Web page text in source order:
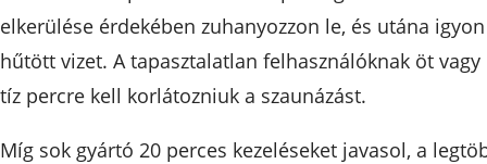
elkerülése érdekében zuhanyozzon le, és utána igyon
hűtött vizet. A tapasztalatlan felhasználóknak öt vagy
tíz percre kell korlátozniuk a szaunázást.
Míg sok gyártó 20 perces kezeléseket javasol, a